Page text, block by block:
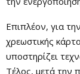
Επιπλέον, για
χρεωστικής
υποστηρίζει
Τέλος, μετά την